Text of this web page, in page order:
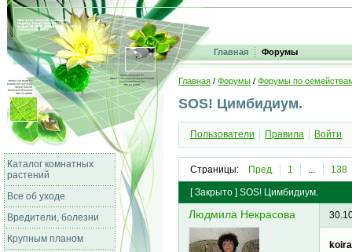
Главная Форумы
Каталог комнатных
растений
Все об уходе
Вредители, болезни
Крупным планом
Главная / Форумы / Форумы по
SOS! Цимбидиум.
Пользователи Правила Войти
Страницы: Пред. 1 ... 138
[Закрыто] SOS! Цимбидиум.
Людмила Некрасова